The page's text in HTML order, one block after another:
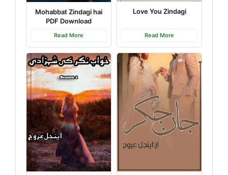
Mohabbat Zindagi hai
PDF Download
Read More
Love You Zindagi
Read More